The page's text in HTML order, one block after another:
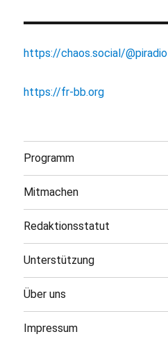
https://chaos.social/@piradio
https://fr-bb.org
Programm
Mitmachen
Redaktionsstatut
Unterstützung
Über uns
Impressum